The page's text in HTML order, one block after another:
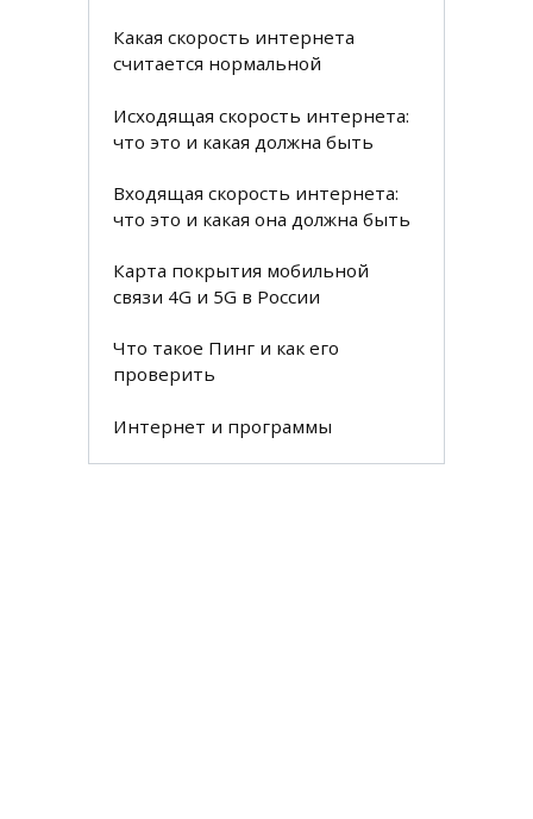
Какая скорость интернета
считается нормальной
Исходящая скорость интернета:
что это и какая должна быть
Входящая скорость интернета:
что это и какая она должна быть
Карта покрытия мобильной
связи 4G и 5G в России
Что такое Пинг и как его
проверить
Интернет и программы